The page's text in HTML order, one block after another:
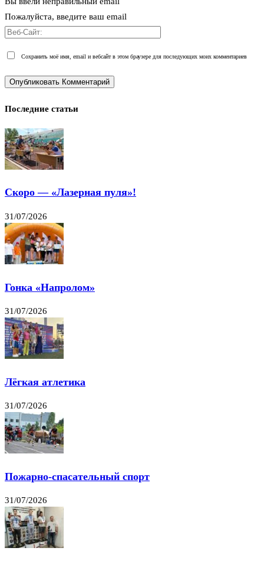
Пожалуйста, введите ваш email
Сохранить моё имя, email и вебсайт в этом браузере для последующих моих комментариев
Последние статьи
Скоро — «Лазерная пуля»!
31/07/2026
Гонка «Напролом»
31/07/2026
Лёгкая атлетика
31/07/2026
Пожарно-спасательный спорт
31/07/2026